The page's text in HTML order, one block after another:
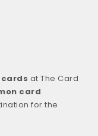
cards at The Card
card
for the